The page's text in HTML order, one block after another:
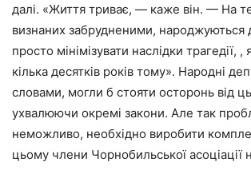
далі. «Життя триває, — каже він. — На
визнаних забрудненими, народжуються
просто мінімізувати наслідки трагедії, ,
кілька десятків років тому». Народні
словами, могли б стояти осторонь від
ухвалюючи окремі закони. Але так
неможливо, необхідно виробити
цьому члени Чорнобильської асоціації